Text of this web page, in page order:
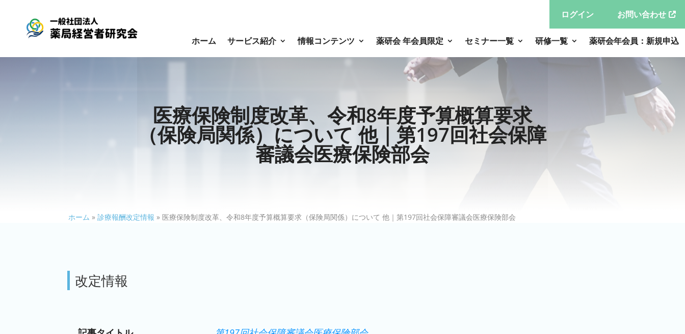
ログイン お問い合わせ
ホーム サービス紹介 情報コンテンツ 薬研会 年会員限定 セミナー一覧 研修一覧 薬研会年会員：新規申込
医療保険制度改革、令和8年度予算概算要求
（保険局関係）について 他｜第197回社会保障
審議会医療保険部会
ホーム »診療報酬改定情報 » 医療保険制度改革、令和8年度予算概算要求（保険局関係）について 他｜第197回社会保障審議会医療保険部会
改定情報